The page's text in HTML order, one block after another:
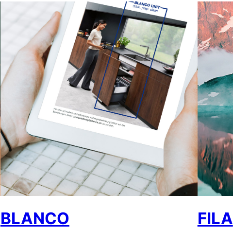
BLANCO FILA